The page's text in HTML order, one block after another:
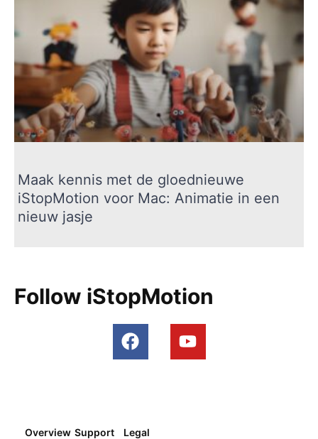
Maak kennis met de gloednieuwe
iStopMotion voor Mac: Animatie in een
nieuw jasje
Follow iStopMotion​
Overview Support
Legal